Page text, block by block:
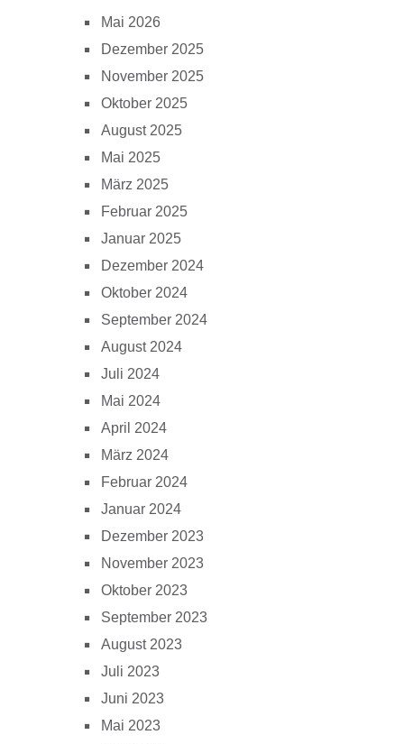
Mai 2026
Dezember 2025
November 2025
Oktober 2025
August 2025
Mai 2025
März 2025
Februar 2025
Januar 2025
Dezember 2024
Oktober 2024
September 2024
August 2024
Juli 2024
Mai 2024
April 2024
März 2024
Februar 2024
Januar 2024
Dezember 2023
November 2023
Oktober 2023
September 2023
August 2023
Juli 2023
Juni 2023
Mai 2023